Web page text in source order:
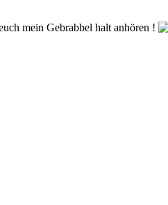
mein Gebrabbel halt anhören !